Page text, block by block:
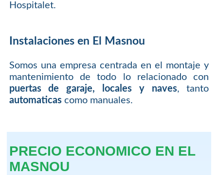
Hospitalet.
Instalaciones en El Masnou
Somos una empresa centrada en el montaje y
mantenimiento de todo lo relacionado con
puertas de garaje, locales y naves, tanto
automaticascomo manuales.
PRECIO ECONOMICO EN EL
MASNOU